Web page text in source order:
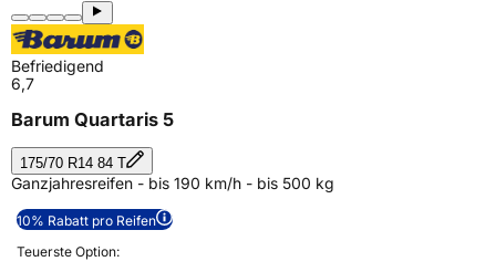
Befriedigend
6,7
Barum Quartaris 5
175/70 R14 84 T
Ganzjahresreifen - bis 190 km/h - bis 500 kg
10% Rabatt pro Reifen
Teuerste Option: